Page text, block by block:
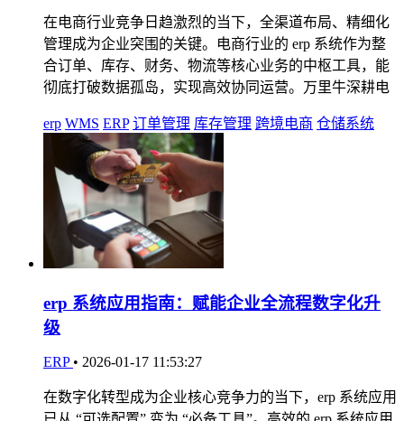
在电商行业竞争日趋激烈的当下，全渠道布局、精细化
管理成为企业突围的关键。电商行业的 erp 系统作为整
合订单、库存、财务、物流等核心业务的中枢工具，能
彻底打破数据孤岛，实现高效协同运营。万里牛深耕电
erp WMS ERP 订单管理 库存管理 跨境电商 仓储系统
erp 系统应用指南：赋能企业全流程数字化升
级
ERP • 2026-01-17 11:53:27
在数字化转型成为企业核心竞争力的当下，erp 系统应用